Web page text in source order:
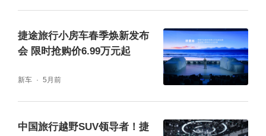
运存，带来丝滑流畅的车机操作体验；捷途旅
行者C-DM在此基础上更进一步，搭载高通825
5芯片+24GB超大运行内存（智驾版）与华为
飞星火AI大模型，实现更智能的路况预判与更
捷途旅行小房车春季焕新发布
会 限时抢购价6.99万元起
新车 5月前
中国旅行越野SUV领导者！捷